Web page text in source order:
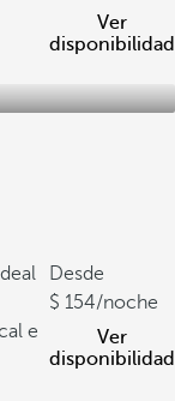
Ver
disponibilidad
Ideal
e
Desde
154/noche
Ver
disponibilidad